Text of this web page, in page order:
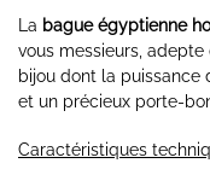
La bague égyptienne
vous messieurs, adepte
bijou dont la puissance
et un précieux porte-
Caractéristiques